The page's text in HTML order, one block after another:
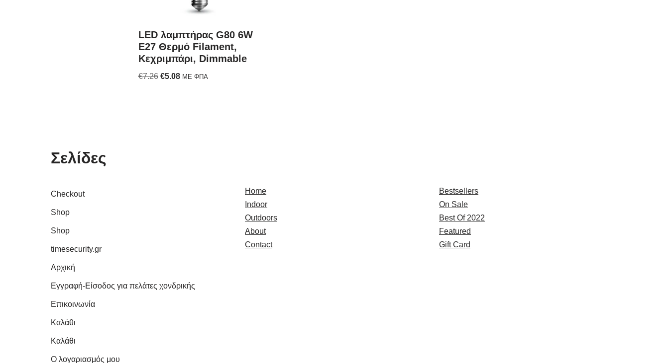
LED λαμπτήρας G80 6W
E27 Θερμό Filament,
Κεχριμπάρι, Dimmable
€7.26 €5.08 ΜΕ ΦΠΑ
Σελίδες
Checkout
Shop
Shop
timesecurity.gr
Αρχική
Εγγραφή-Είσοδος για πελάτες χονδρικής
Επικοινωνία
Καλάθι
Καλάθι
Ο λογαριασμός μου
Home
Indoor
Outdoors
About
Contact
Bestsellers
On Sale
Best Of 2022
Featured
Gift Card